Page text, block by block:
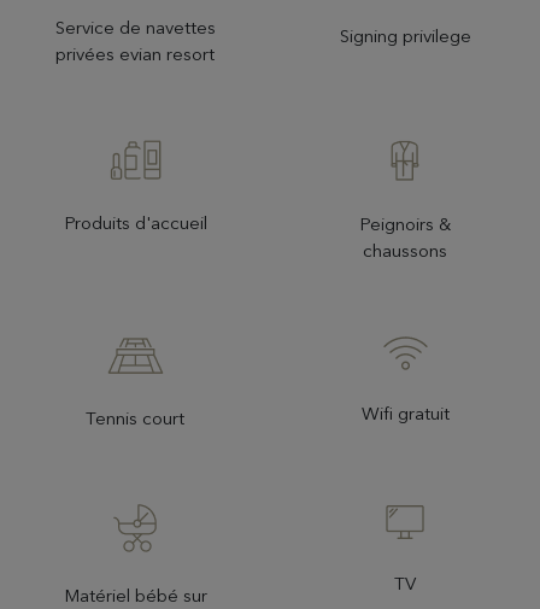
Service de navettes
privées evian resort
Signing privilege
Produits d'accueil
Peignoirs &
chaussons
Tennis court Wifi gratuit
Matériel bébé sur
TV